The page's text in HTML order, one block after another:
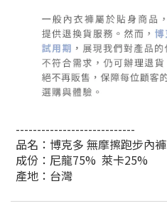
----------------------------
品名：博克多 無摩擦跑步內褲
成份：尼龍75% 萊卡25%
產地：台灣